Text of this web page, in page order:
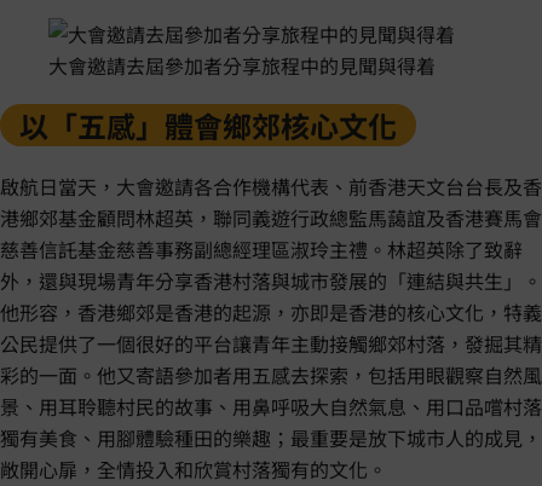
大會邀請去屆參加者分享旅程中的見聞與得着
以「五感」體會鄉郊核心文化
啟航日當天，大會邀請各合作機構代表、前香港天文台台長及香
港鄉郊基金顧問林超英，聯同義遊行政總監馬藹誼及香港賽馬會
慈善信託基金慈善事務副總經理區淑玲主禮。林超英除了致辭
外，還與現場青年分享香港村落與城市發展的「連結與共生」。
他形容，香港鄉郊是香港的起源，亦即是香港的核心文化，特義
公民提供了一個很好的平台讓青年主動接觸鄉郊村落，發掘其精
彩的一面。他又寄語參加者用五感去探索，包括用眼觀察自然風
景、用耳聆聽村民的故事、用鼻呼吸大自然氣息、用口品嚐村落
獨有美食、用腳體驗種田的樂趣；最重要是放下城市人的成見，
敞開心扉，全情投入和欣賞村落獨有的文化。